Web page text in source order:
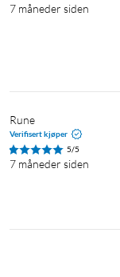
7 måneder siden
Rune
Verifisert kjøper
5/5
7 måneder siden